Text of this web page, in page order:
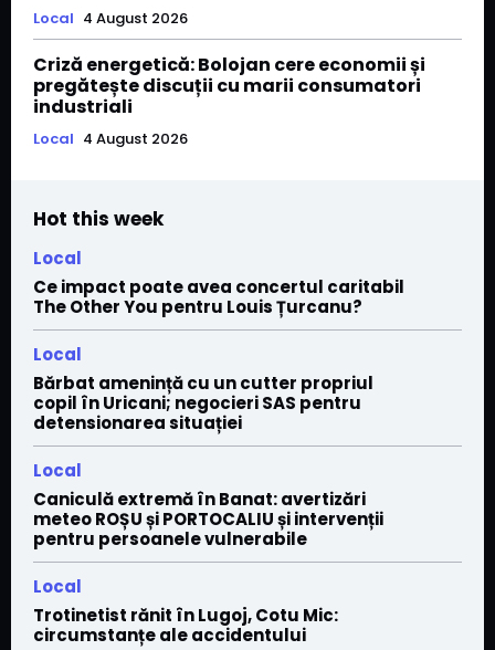
Local 4 August 2026
Criză energetică: Bolojan cere economii și
pregătește discuții cu marii consumatori
industriali
Local 4 August 2026
Hot this week
Local
Ce impact poate avea concertul caritabil
The Other You pentru Louis Țurcanu?
Local
Bărbat amenință cu un cutter propriul
copil în Uricani; negocieri SAS pentru
detensionarea situației
Local
Caniculă extremă în Banat: avertizări
meteo ROȘU și PORTOCALIU și intervenții
pentru persoanele vulnerabile
Local
Trotinetist rănit în Lugoj, Cotu Mic:
circumstanțe ale accidentului